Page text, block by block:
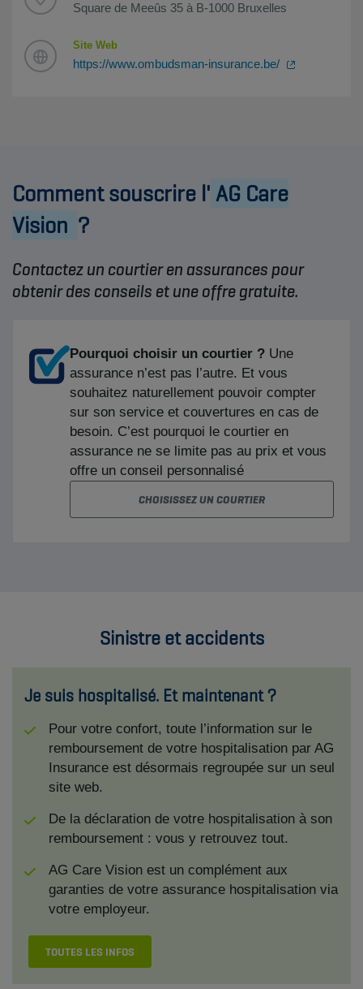
Square de Meeûs 35 à B-1000 Bruxelles
Site Web
https://www.ombudsman-insurance.be/
Comment souscrire l' AG Care
Vision ?
Sinistre et accidents
Je suis hospitalisé. Et maintenant ?
Pour votre confort, toute l’information sur le
remboursement de votre hospitalisation par AG
Insurance est désormais regroupée sur un seul
site web.
De la déclaration de votre hospitalisation à son
remboursement : vous y retrouvez tout.
AG Care Vision est un complément aux
garanties de votre assurance hospitalisation via
votre employeur.
TOUTES LES INFOS